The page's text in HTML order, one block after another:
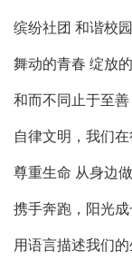
缤纷社团 和谐校园
舞动的青春 绽放
和而不同止于至
自律文明，我们
尊重生命 从身边
携手奔跑，阳光成
用语言描述我们